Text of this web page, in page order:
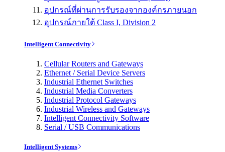
อุปกรณ์ที่ผ่านการรับรองจากองค์กรภายนอก
อุปกรณ์ภายใต้ Class I, Division 2
Intelligent Connectivity
Cellular Routers and Gateways
Ethernet / Serial Device Servers
Industrial Ethernet Switches
Industrial Media Converters
Industrial Protocol Gateways
Industrial Wireless and Gateways
Intelligent Connectivity Software
Serial / USB Communications
Intelligent Systems